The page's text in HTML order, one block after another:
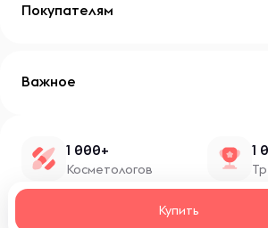
Купить
Покупателям
Важное
1 000+
Косметологов
1